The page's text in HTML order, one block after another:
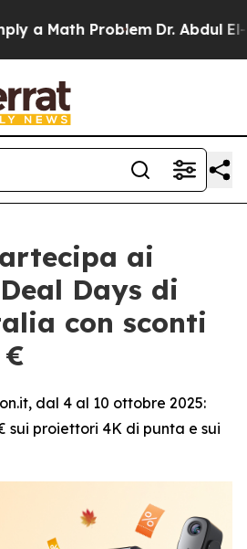
Math Problem Dr. Abdul El-
ai
Days di
con sconti
dal 4 al 10 ottobre 2025:
sui proiettori 4K di punta e sui